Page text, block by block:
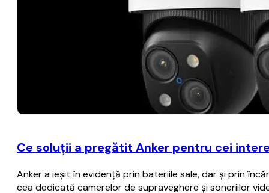
Ce soluții a pregătit Anker pentru cei
Anker a ieșit în evidență prin bateriile sale, dar și prin
cea dedicată camerelor de supraveghere și soneriilor